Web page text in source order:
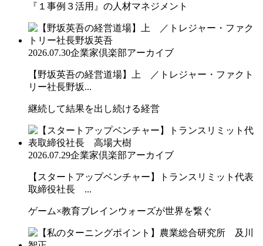
『１事例３活用』の人材マネジメント
2026.07.30企業家倶楽部アーカイブ
【野坂英吾の経営道場】上 ／トレジャー・ファクト
リー社長野坂...
継続して結果を出し続ける経営
2026.07.29企業家倶楽部アーカイブ
【スタートアップベンチャー】トランスリミット代表
取締役社長 ...
ゲーム×教育ブレインウォーズが世界を繋ぐ